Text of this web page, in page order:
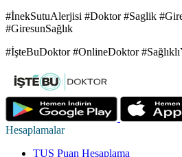
#İnekSutuAlerjisi #Doktor #Saglik
#GiresunSağlık
#İşteBuDoktor #OnlineDoktor
Hesaplamalar
TUS Puan Hesaplama